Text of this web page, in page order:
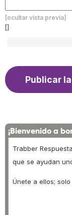
[ocultar vista previa]
[]
¡Bienvenido a
Trabber
que se ayudan
Únete a ellos;